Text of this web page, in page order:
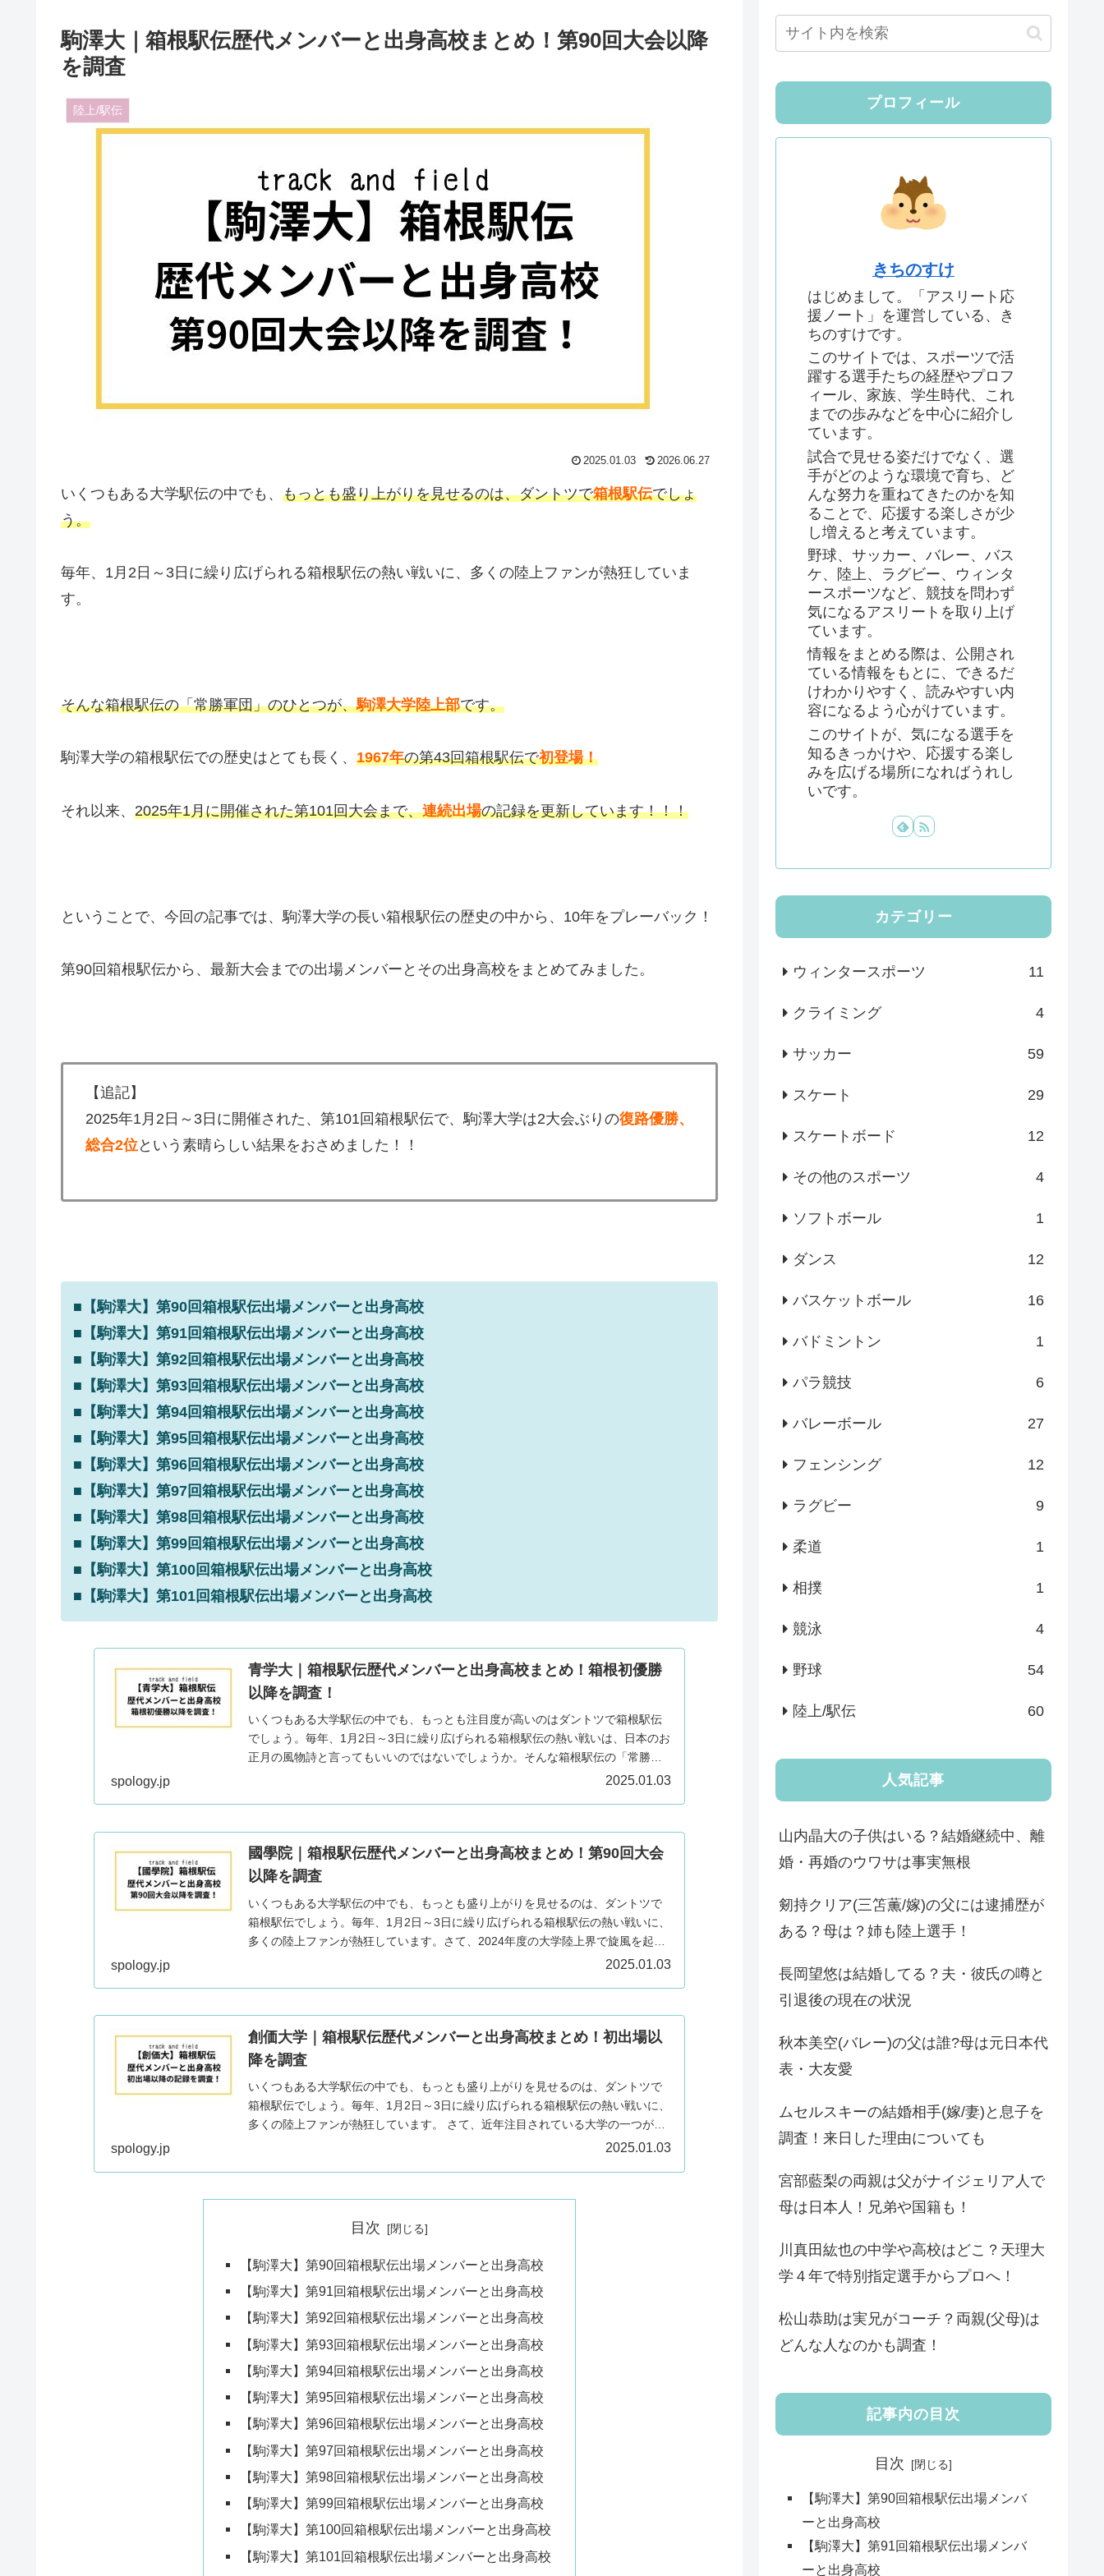
駒澤大｜箱根駅伝歴代メンバーと出身高校まとめ！第90回大会以降
を調査
陸上/駅伝
2025.01.03 2026.06.27
いくつもある大学駅伝の中でも、 もっとも盛り上がりを見せるのは、ダントツで箱根駅伝でしょ
う。
毎年、1月2日～3日に繰り広げられる箱根駅伝の熱い戦いに、多くの陸上ファンが熱狂していま
す。
そんな箱根駅伝の「常勝軍団」のひとつが、駒澤大学陸上部です。
駒澤大学の箱根駅伝での歴史はとても長く、 1967年の第43回箱根駅伝で初登場！
それ以来、 2025年1月に開催された第101回大会まで、連続出場の記録を更新しています！！！
ということで、今回の記事では、駒澤大学の長い箱根駅伝の歴史の中から、10年をプレーバック！
第90回箱根駅伝から、最新大会までの出場メンバーとその出身高校をまとめてみました。
【追記】
2025年1月2日～3日に開催された、第101回箱根駅伝で、駒澤大学は2大会ぶりの復路優勝、
総合2位という素晴らしい結果をおさめました！！
■【駒澤大】第90回箱根駅伝出場メンバーと出身高校
■【駒澤大】第91回箱根駅伝出場メンバーと出身高校
■【駒澤大】第92回箱根駅伝出場メンバーと出身高校
■【駒澤大】第93回箱根駅伝出場メンバーと出身高校
■【駒澤大】第94回箱根駅伝出場メンバーと出身高校
■【駒澤大】第95回箱根駅伝出場メンバーと出身高校
■【駒澤大】第96回箱根駅伝出場メンバーと出身高校
■【駒澤大】第97回箱根駅伝出場メンバーと出身高校
■【駒澤大】第98回箱根駅伝出場メンバーと出身高校
■【駒澤大】第99回箱根駅伝出場メンバーと出身高校
■【駒澤大】第100回箱根駅伝出場メンバーと出身高校
■【駒澤大】第101回箱根駅伝出場メンバーと出身高校
青学大｜箱根駅伝歴代メンバーと出身高校まとめ！箱根初優勝
以降を調査！
いくつもある大学駅伝の中でも、もっとも注目度が高いのはダントツで箱根駅伝
でしょう。毎年、1月2日～3日に繰り広げられる箱根駅伝の熱い戦いは、日本のお
正月の風物詩と言ってもいいのではないでしょうか。そんな箱根駅伝の「常勝軍
spology.jp 2025.01.03
國學院｜箱根駅伝歴代メンバーと出身高校まとめ！第90回大会
以降を調査
いくつもある大学駅伝の中でも、もっとも盛り上がりを見せるのは、ダントツで
箱根駅伝でしょう。毎年、1月2日～3日に繰り広げられる箱根駅伝の熱い戦いに、
多くの陸上ファンが熱狂しています。さて、2024年度の大学陸上界で旋風を起こ
spology.jp 2025.01.03
創価大学｜箱根駅伝歴代メンバーと出身高校まとめ！初出場以
降を調査
いくつもある大学駅伝の中でも、もっとも盛り上がりを見せるのは、ダントツで
箱根駅伝でしょう。毎年、1月2日～3日に繰り広げられる箱根駅伝の熱い戦いに、
多くの陸上ファンが熱狂しています。 さて、近年注目されている大学の一つが
spology.jp 2025.01.03
目次
【駒澤大】第90回箱根駅伝出場メンバーと出身高校
【駒澤大】第91回箱根駅伝出場メンバーと出身高校
【駒澤大】第92回箱根駅伝出場メンバーと出身高校
【駒澤大】第93回箱根駅伝出場メンバーと出身高校
【駒澤大】第94回箱根駅伝出場メンバーと出身高校
【駒澤大】第95回箱根駅伝出場メンバーと出身高校
【駒澤大】第96回箱根駅伝出場メンバーと出身高校
【駒澤大】第97回箱根駅伝出場メンバーと出身高校
【駒澤大】第98回箱根駅伝出場メンバーと出身高校
【駒澤大】第99回箱根駅伝出場メンバーと出身高校
【駒澤大】第100回箱根駅伝出場メンバーと出身高校
【駒澤大】第101回箱根駅伝出場メンバーと出身高校
プロフィール
きちのすけ
はじめまして。「アスリート応
援ノート」を運営している、き
ちのすけです。
このサイトでは、スポーツで活
躍する選手たちの経歴やプロフ
ィール、家族、学生時代、これ
までの歩みなどを中心に紹介し
ています。
試合で見せる姿だけでなく、選
手がどのような環境で育ち、ど
んな努力を重ねてきたのかを知
ることで、応援する楽しさが少
し増えると考えています。
野球、サッカー、バレー、バス
ケ、陸上、ラグビー、ウィンタ
ースポーツなど、競技を問わず
気になるアスリートを取り上げ
ています。
情報をまとめる際は、公開され
ている情報をもとに、できるだ
けわかりやすく、読みやすい内
容になるよう心がけています。
このサイトが、気になる選手を
知るきっかけや、応援する楽し
みを広げる場所になればうれし
いです。
カテゴリー
ウィンタースポーツ 11
クライミング 4
サッカー 59
スケート 29
スケートボード 12
その他のスポーツ 4
ソフトボール 1
ダンス 12
バスケットボール 16
バドミントン 1
パラ競技 6
バレーボール 27
フェンシング 12
ラグビー 9
柔道 1
相撲 1
競泳 4
野球 54
陸上/駅伝 60
人気記事
山内晶大の子供はいる？結婚継続中、離
婚・再婚のウワサは事実無根
剱持クリア(三笘薫/嫁)の父には逮捕歴が
ある？母は？姉も陸上選手！
長岡望悠は結婚してる？夫・彼氏の噂と
引退後の現在の状況
秋本美空(バレー)の父は誰?母は元日本代
表・大友愛
ムセルスキーの結婚相手(嫁/妻)と息子を
調査！来日した理由についても
宮部藍梨の両親は父がナイジェリア人で
母は日本人！兄弟や国籍も！
川真田紘也の中学や高校はどこ？天理大
学４年で特別指定選手からプロへ！
松山恭助は実兄がコーチ？両親(父母)は
どんな人なのかも調査！
記事内の目次
目次
【駒澤大】第90回箱根駅伝出場メンバ
ーと出身高校
【駒澤大】第91回箱根駅伝出場メンバ
ーと出身高校